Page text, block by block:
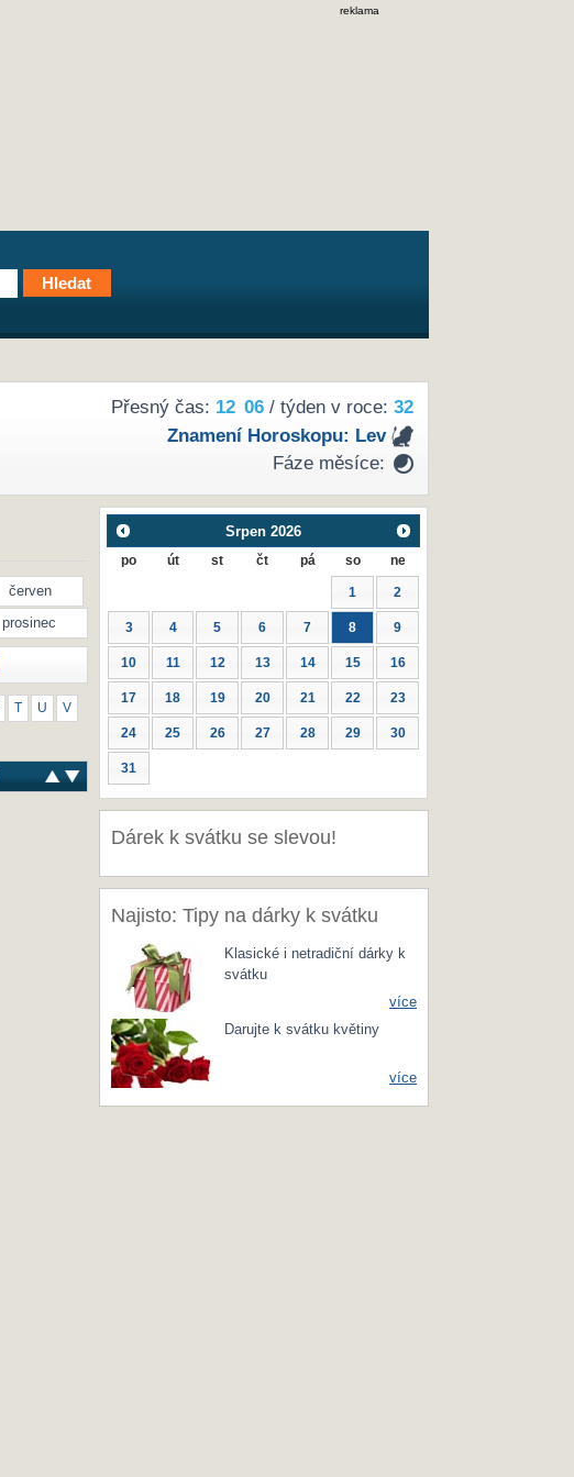
reklama
Přesný čas: 12 06/ týden v roce: 32
Znamení Horoskopu: Lev
Fáze měsíce:
červen
prosinec
T U V
Srpen 2026
po út st čt pá so ne
1 2
3 4 5 6 7 8 9
10 11 12 13 14 15 16
17 18 19 20 21 22 23
24 25 26 27 28 29 30
31
Dárek k svátku se slevou!
Najisto: Tipy na dárky k svátku
Klasické i netradiční dárky k
svátku
více
Darujte k svátku květiny
více